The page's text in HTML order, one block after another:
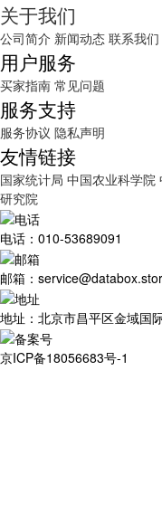
关于我们
公司简介 新闻动态 联系我们
用户服务
买家指南 常见问题
服务支持
服务协议 隐私声明
友情链接
国家统计局 中国农业科学院
研究院
电话：010-53689091
邮箱：
地址：北京市昌平区金域国
京ICP备18056683号-1